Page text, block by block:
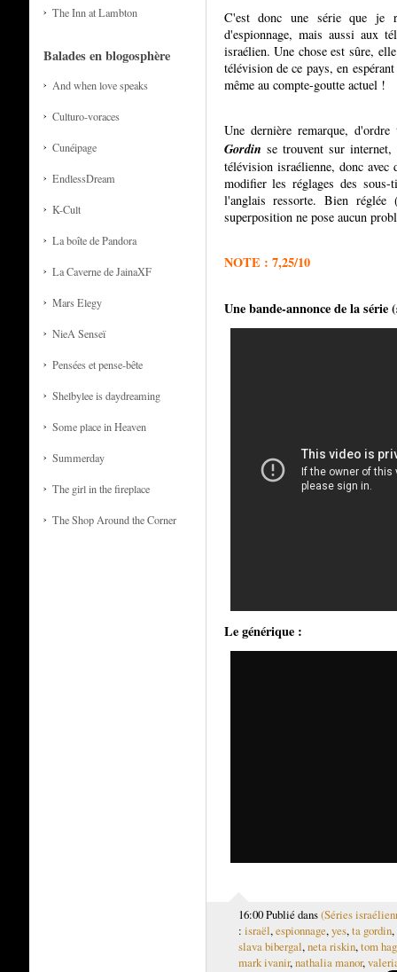
The Inn at Lambton
Balades en blogosphère
And when love speaks
Culturo-voraces
Cunéipage
EndlessDream
K-Cult
La boîte de Pandora
La Caverne de JainaXF
Mars Elegy
NieA Senseï
Pensées et pense-bête
Shelbylee is daydreaming
Some place in Heaven
Summerday
The girl in the fireplace
The Shop Around the Corner
C'est donc une série que je
d'espionnage, mais aussi aux
israélien. Une chose est sûre,
télévision de ce pays, en
même au compte-goutte actuel !
Une dernière remarque,
Gordin se trouvent sur
télévision israélienne, donc avec
modifier les réglages des
l'anglais ressorte. Bien
superposition ne pose aucun
NOTE : 7,25/10
Une bande-annonce de la
Le générique :
16:00 Publié dans(Séries
: israël,espionnage,yes,ta gordin,
slava bibergal,neta riskin,tom
mark ivanir,nathalia manor,